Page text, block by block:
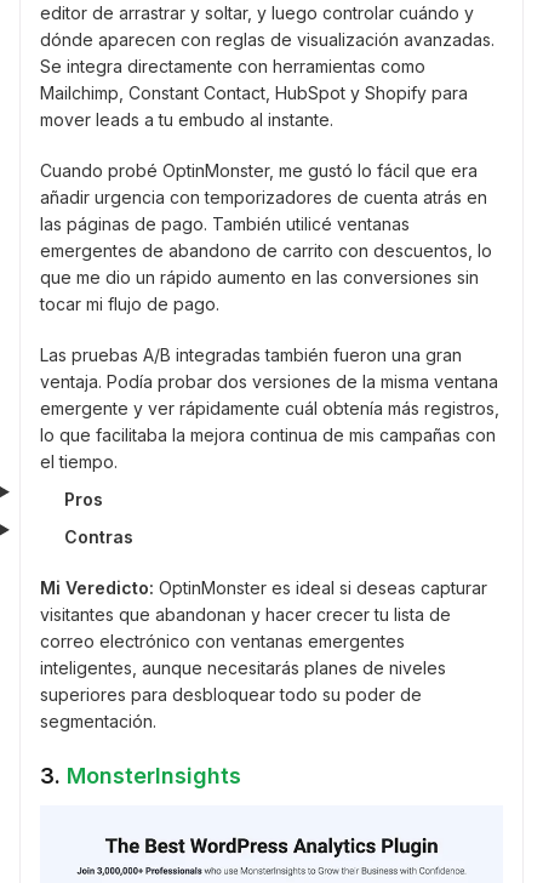
editor de arrastrar y soltar, y luego controlar cuándo y
dónde aparecen con reglas de visualización avanzadas.
Se integra directamente con herramientas como
Mailchimp, Constant Contact, HubSpot y Shopify para
mover leads a tu embudo al instante.
Cuando probé OptinMonster, me gustó lo fácil que era
añadir urgencia con temporizadores de cuenta atrás en
las páginas de pago. También utilicé ventanas
emergentes de abandono de carrito con descuentos, lo
que me dio un rápido aumento en las conversiones sin
tocar mi flujo de pago.
Las pruebas A/B integradas también fueron una gran
ventaja. Podía probar dos versiones de la misma ventana
emergente y ver rápidamente cuál obtenía más registros,
lo que facilitaba la mejora continua de mis campañas con
el tiempo.
Pros
Contras
Mi Veredicto: OptinMonster es ideal si deseas capturar
visitantes que abandonan y hacer crecer tu lista de
correo electrónico con ventanas emergentes
inteligentes, aunque necesitarás planes de niveles
superiores para desbloquear todo su poder de
segmentación.
3. MonsterInsights